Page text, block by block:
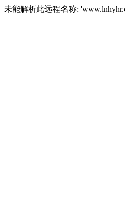
未能解析此远程名称: